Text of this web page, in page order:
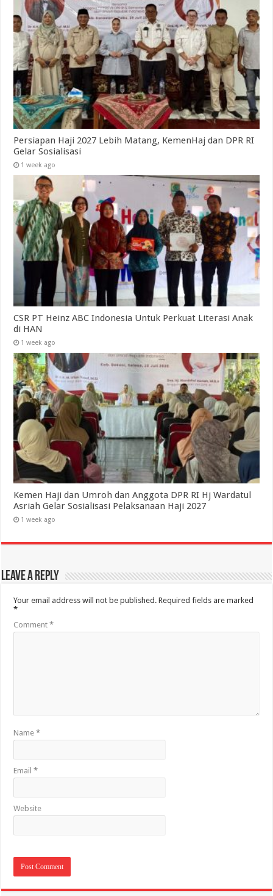
Persiapan Haji 2027 Lebih Matang, KemenHaj dan DPR RI
Gelar Sosialisasi
1 week ago
CSR PT Heinz ABC Indonesia Untuk Perkuat Literasi Anak
di HAN
1 week ago
Kemen Haji dan Umroh dan Anggota DPR RI Hj Wardatul
Asriah Gelar Sosialisasi Pelaksanaan Haji 2027
1 week ago
Leave a Reply
Your email address will not be published. Required fields are marked
*
Comment*
Name*
Email*
Website